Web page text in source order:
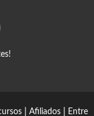
| Afiliados| Entre